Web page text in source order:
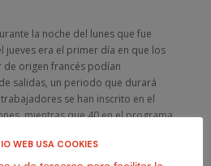
la noche del lunes que fue
jueves era el primer día en que los
origen francés podían
salidas, un periodo que durará
se han inscrito en el
mientras que 40 en el programa
WEB USA COOKIES